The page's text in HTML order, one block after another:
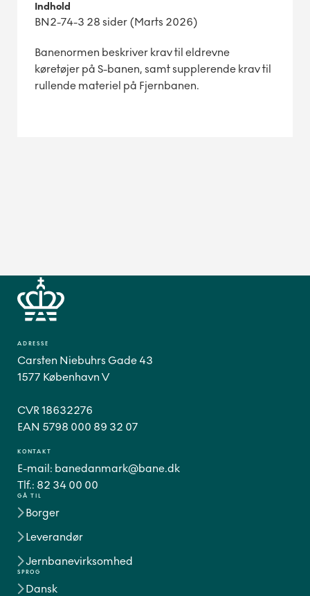
Indhold
BN2-74-3 28 sider (Marts 2026)
Banenormen beskriver krav til eldrevne
køretøjer på S-banen, samt supplerende krav til
rullende materiel på Fjernbanen.
GÅ TIL
Borger
Leverandør
Jernbanevirksomhed
SPROG
Dansk
ADRESSE
Carsten Niebuhrs Gade 43
1577 København V
CVR 18632276
EAN 5798 000 89 32 07
KONTAKT
E-mail: banedanmark@bane.dk
Tlf.: 82 34 00 00